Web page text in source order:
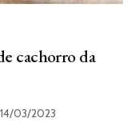
cachorro da
14/03/2023